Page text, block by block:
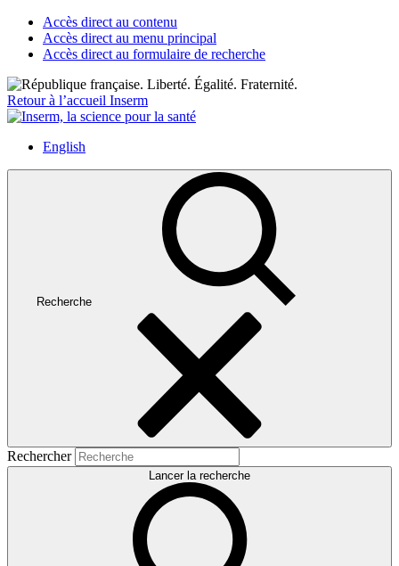
Accès direct au contenu
Accès direct au menu principal
Accès direct au formulaire de recherche
Retour à l’accueil Inserm
English
Recherche
Rechercher
Lancer la recherche